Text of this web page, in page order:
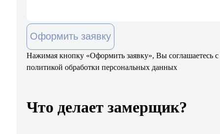
Оформить заявку
Нажимая кнопку «Оформить заявку», Вы соглашаетесь с
политикой обработки персональных данных
Что делает замерщик?